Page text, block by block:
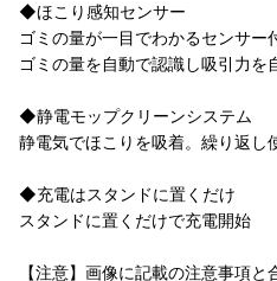
◆ほこり感知センサー
ゴミの量が一目でわかるセンサー
ゴミの量を自動で認識し吸引力を
◆静電モップクリーンシステム
静電気でほこりを吸着。繰り返し
◆充電はスタンドに置くだけ
スタンドに置くだけで充電開始
【注意】画像に記載の注意事項